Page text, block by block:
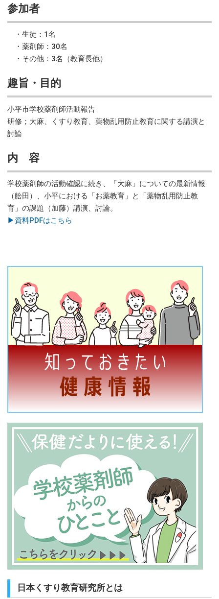
参加者
・生徒：1名
・薬剤師：30名
・その他：3名（教育長他）
趣旨・目的
小平市学校薬剤師活動報告
研修；大麻、くすり教育、薬物乱用防止教育に関する講演と
討論
内 容
学校薬剤師の活動確認に続き、「大麻」についての最新情報
（舩田）、小平における「お薬教育」と「薬物乱用防止教
育」の課題（加藤）講演、討論。
▶資料PDFはこちら
日本くすり教育研究所とは